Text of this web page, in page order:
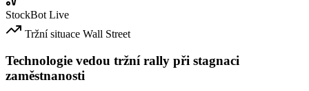
StockBot Live
Tržní situace Wall Street
Technologie vedou tržní rally při stagnaci
zaměstnanosti